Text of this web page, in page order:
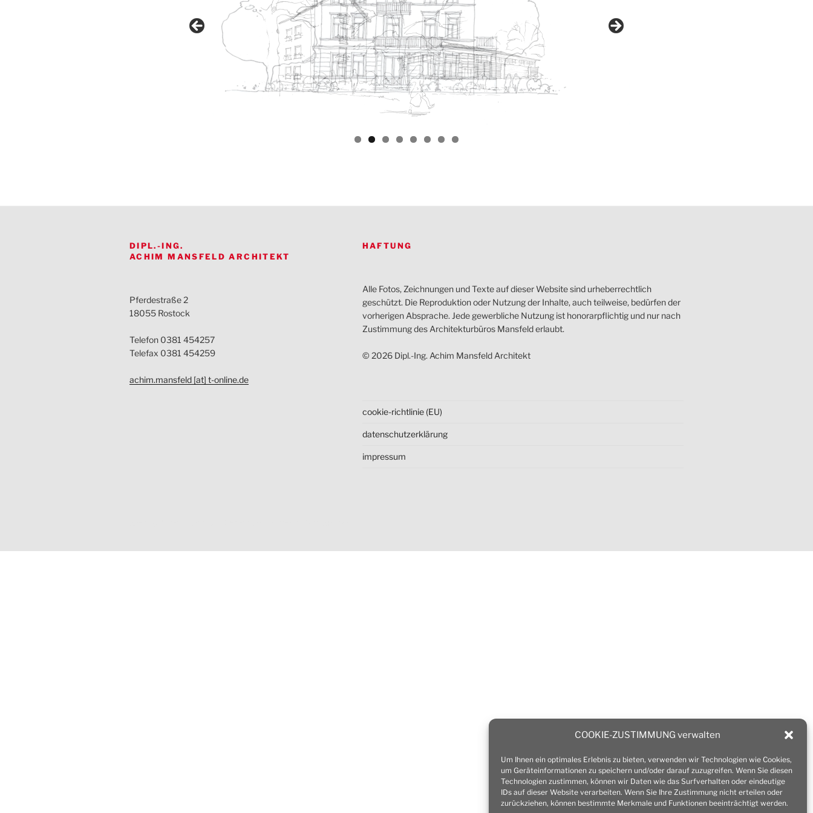
COOKIE-ZUSTIMMUNG verwalten
Um Ihnen ein optimales Erlebnis zu bieten, verwenden wir Technologien wie Cookies,
um Geräteinformationen zu speichern und/oder darauf zuzugreifen. Wenn Sie diesen
Technologien zustimmen, können wir Daten wie das Surfverhalten oder eindeutige
IDs auf dieser Website verarbeiten. Wenn Sie Ihre Zustimmung nicht erteilen oder
zurückziehen, können bestimmte Merkmale und Funktionen beeinträchtigt werden.
DIPL.-ING.
ACHIM MANSFELD ARCHITEKT
Pferdestraße 2
18055 Rostock
Telefon 0381 454257
Telefax 0381 454259
achim.mansfeld [at] t-online.de
HAFTUNG
Alle Fotos, Zeichnungen und Texte auf dieser Website sind urheberrechtlich
geschützt. Die Reproduktion oder Nutzung der Inhalte, auch teilweise, bedürfen der
vorherigen Absprache. Jede gewerbliche Nutzung ist honorarpflichtig und nur nach
Zustimmung des Architekturbüros Mansfeld erlaubt.
© 2026 Dipl.-Ing. Achim Mansfeld Architekt
cookie-richtlinie (EU)
datenschutz­erklärung
impressum